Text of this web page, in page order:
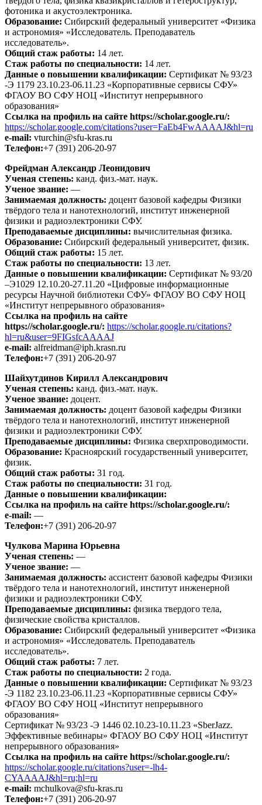
фотоника и акустоэлектроника.
Образование: Сибирский федеральный университет «Физика
и астрономия» «Исследователь. Преподаватель
исследователь».
Общий стаж работы: 14 лет.
Стаж работы по специальности: 14 лет.
Данные о повышении квалификации: Сертификат № 93/23
-Э 1179 23.10.23-06.11.23 «Корпоративные сервисы СФУ»
ФГАОУ ВО СФУ НОЦ «Институт непрерывного
образования»
Ссылка на профиль на сайте https://scholar.google.ru/:
https://scholar.google.com/citations?user=FaEb4FwAAAAJ&hl=ru
e-mail: vturchin@sfu-kras.ru
Телефон:+7 (391) 206-20-97
Фрейдман Александр Леонидович
Ученая степень: канд. физ.-мат. наук.
Ученое звание: —
Занимаемая должность: доцент базовой кафедры Физики
твёрдого тела и нанотехнологий, институт инженерной
физики и радиоэлектроники СФУ.
Преподаваемые дисциплины: вычислительная физика.
Образование: Сибирский федеральный университет, физик.
Общий стаж работы: 15 лет.
Стаж работы по специальности: 13 лет.
Данные о повышении квалификации: Сертификат № 93/20
–Э1029 12.10.20-27.11.20 «Цифровые информационные
ресурсы Научной библиотеки СФУ» ФГАОУ ВО СФУ НОЦ
«Институт непрерывного образования»
Ссылка на профиль на сайте
https://scholar.google.ru/: https://scholar.google.ru/citations?
hl=ru&user=9FIGsfcAAAAJ
e-mail: alfreidman@iph.krasn.ru
Телефон:+7 (391) 206-20-97
Шайхутдинов Кирилл Александрович
Ученая степень: канд. физ.-мат. наук.
Ученое звание: доцент.
Занимаемая должность: доцент базовой кафедры Физики
твёрдого тела и нанотехнологий, институт инженерной
физики и радиоэлектроники СФУ.
Преподаваемые дисциплины: Физика сверхпроводимости.
Образование: Красноярский государственный университет,
физик.
Общий стаж работы: 31 год.
Стаж работы по специальности: 31 год.
Данные о повышении квалификации:
Ссылка на профиль на сайте https://scholar.google.ru/:
e-mail: —
Телефон:+7 (391) 206-20-97
Чулкова Марина Юрьевна
Ученая степень: —
Ученое звание: —
Занимаемая должность: ассистент базовой кафедры Физики
твёрдого тела и нанотехнологий, институт инженерной
физики и радиоэлектроники СФУ.
Преподаваемые дисциплины: физика твердого тела,
физические свойства кристаллов.
Образование: Сибирский федеральный университет «Физика
и астрономия» «Исследователь. Преподаватель
исследователь».
Общий стаж работы: 7 лет.
Стаж работы по специальности: 2 года.
Данные о повышении квалификации: Сертификат № 93/23
-Э 1182 23.10.23-06.11.23 «Корпоративные сервисы СФУ»
ФГАОУ ВО СФУ НОЦ «Институт непрерывного
образования»
Сертификат № 93/23 -Э 1446 02.10.23-10.11.23 «SberJazz.
Эффективные вебинары» ФГАОУ ВО СФУ НОЦ «Институт
непрерывного образования»
Ссылка на профиль на сайте https://scholar.google.ru/:
https://scholar.google.ru/citations?user=-lh4-
CYAAAAJ&hl=ru;hl=ru
e-mail: mchulkova@sfu-kras.ru
Телефон:+7 (391) 206-20-97